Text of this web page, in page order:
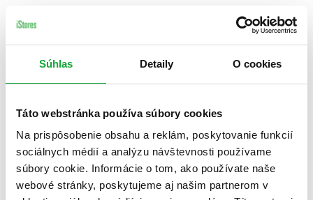
Súhlas Detaily O cookies
Táto webstránka používa súbory cookies
Na prispôsobenie obsahu a reklám, poskytovanie funkcií
sociálnych médií a analýzu návštevnosti používame
súbory cookie. Informácie o tom, ako používate naše
webové stránky, poskytujeme aj našim partnerom v